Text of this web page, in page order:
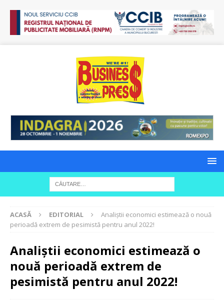
ACASĂ EDITORIAL
Analiștii economici estimează o nouă
perioadă extrem de pesimistă pentru anul 2022!
Analiștii economici estimează o
nouă perioadă extrem de
pesimistă pentru anul 2022!